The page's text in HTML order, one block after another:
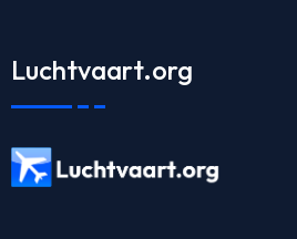
Luchtvaart.org